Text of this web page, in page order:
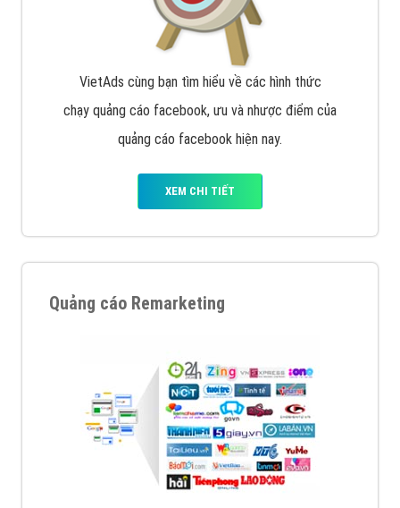
VietAds cùng bạn tìm hiểu về các hình thức
chạy quảng cáo facebook, ưu và nhược điểm của
quảng cáo facebook hiện nay.
XEM CHI TIẾT
Quảng cáo Remarketing